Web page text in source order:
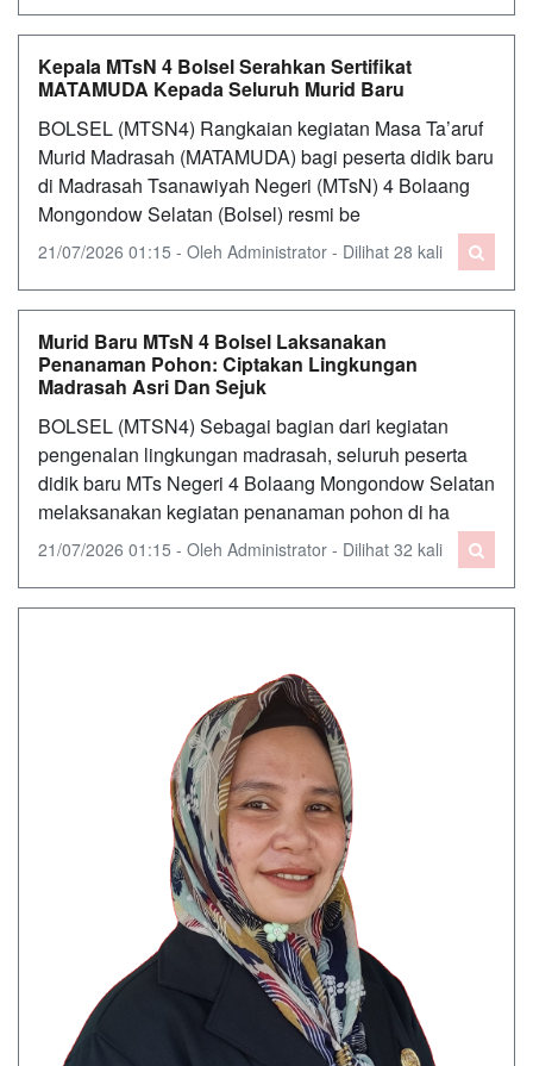
Kepala MTsN 4 Bolsel Serahkan Sertifikat
MATAMUDA Kepada Seluruh Murid Baru
BOLSEL (MTSN4) Rangkaian kegiatan Masa Ta’aruf
Murid Madrasah (MATAMUDA) bagi peserta didik baru
di Madrasah Tsanawiyah Negeri (MTsN) 4 Bolaang
Mongondow Selatan (Bolsel) resmi be
21/07/2026 01:15 - Oleh Administrator - Dilihat 28 kali
Murid Baru MTsN 4 Bolsel Laksanakan
Penanaman Pohon: Ciptakan Lingkungan
Madrasah Asri Dan Sejuk
BOLSEL (MTSN4) Sebagai bagian dari kegiatan
pengenalan lingkungan madrasah, seluruh peserta
didik baru MTs Negeri 4 Bolaang Mongondow Selatan
melaksanakan kegiatan penanaman pohon di ha
21/07/2026 01:15 - Oleh Administrator - Dilihat 32 kali